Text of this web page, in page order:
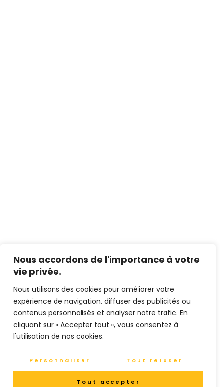
Nous accordons de l'importance à votre
vie privée.
Nous utilisons des cookies pour améliorer votre
expérience de navigation, diffuser des publicités ou
contenus personnalisés et analyser notre trafic. En
cliquant sur « Accepter tout », vous consentez à
l'utilisation de nos cookies.
Personnaliser Tout refuser
Tout accepter